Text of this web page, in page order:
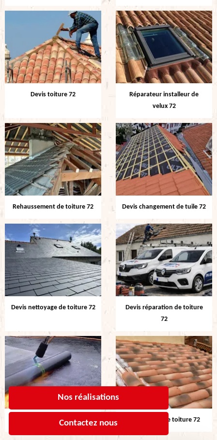
Nos réalisations
Contactez nous
Devis toiture 72
Réparateur installeur de
velux 72
Rehaussement de toiture 72 Devis changement de tuile 72
Devis nettoyage de toiture 72
Devis réparation de toiture
72
Etanchéité de toiture 72 Rénovation de toiture 72